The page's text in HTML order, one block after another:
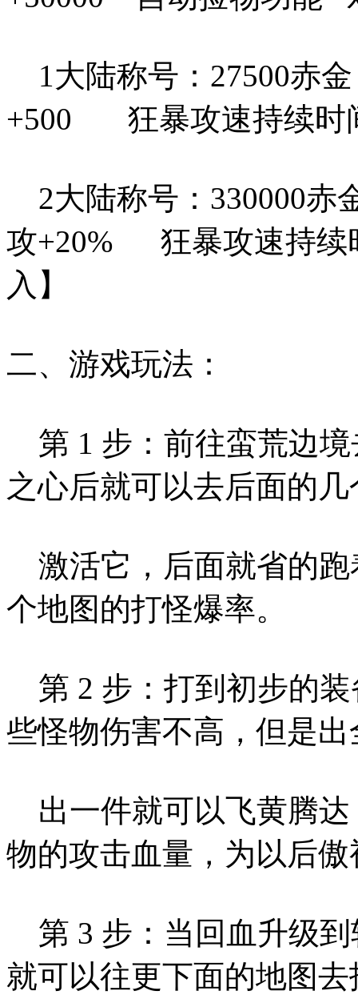
1大陆称号：27500赤
+500 狂暴攻速持续时
2大陆称号：330000
攻+20% 狂暴攻速持续
入】
二、游戏玩法：
第 1 步：前往蛮荒边境
之心后就可以去后面的
激活它，后面就省的跑
个地图的打怪爆率。
第 2 步：打到初步的装
些怪物伤害不高，但是
出一件就可以飞黄腾达
物的攻击血量，为以后
第 3 步：当回血升级到
就可以往更下面的地图